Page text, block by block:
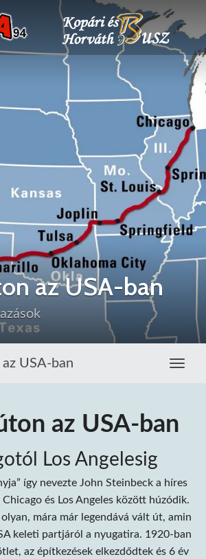
az USA-ban
USA-ban
az USA-ban
Los Angelesig
így nevezte John Steinbeck a híres
és Los Angeles között húzódik.
mára már legendává vált út, amin
keleti partjáról a nyugatira. 1920-ban
az építkezések elkezdődtek és 6 év